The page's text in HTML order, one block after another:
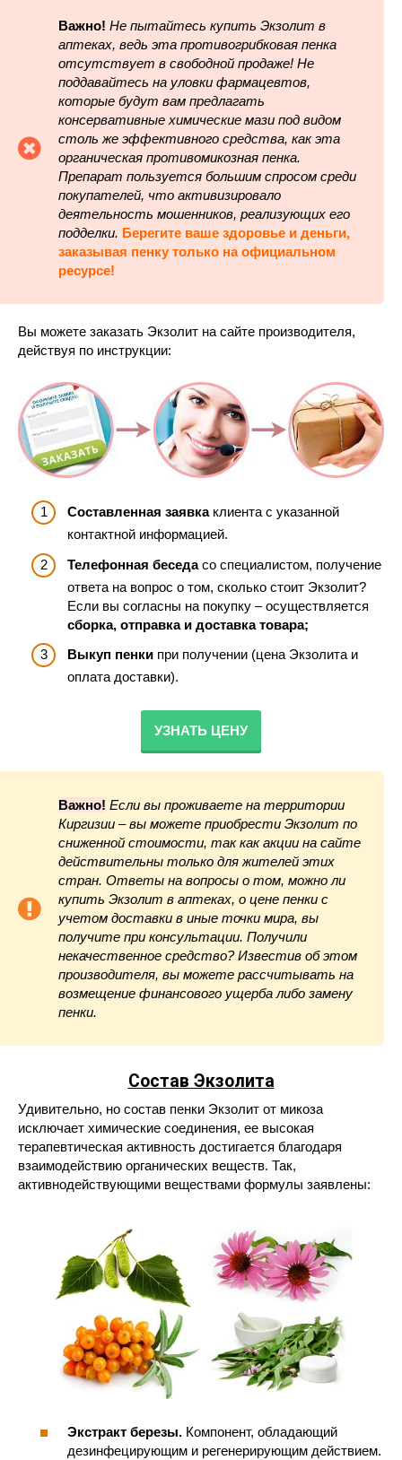
Важно! Не пытайтесь купить Экзолит в
аптеках, ведь эта противогрибковая пенка
отсутствует в свободной продаже! Не
поддавайтесь на уловки фармацевтов,
которые будут вам предлагать
консервативные химические мази под видом
столь же эффективного средства, как эта
органическая противомикозная пенка.
Препарат пользуется большим спросом среди
покупателей, что активизировало
деятельность мошенников, реализующих его
подделки. Берегите ваше здоровье и деньги,
заказывая пенку только на официальном
ресурсе!
Вы можете заказать Экзолит на сайте производителя,
действуя по инструкции:
Составленная заявкаклиента с указанной
контактной информацией.
Телефонная беседасо специалистом, получение
ответа на вопрос о том, сколько стоит Экзолит?
Если вы согласны на покупку – осуществляется
сборка, отправка и доставка товара;
Выкуп пенки при получении (цена Экзолита и
оплата доставки).
УЗНАТЬ ЦЕНУ
Важно! Если вы проживаете на территории
Киргизии – вы можете приобрести Экзолит по
сниженной стоимости, так как акции на сайте
действительны только для жителей этих
стран. Ответы на вопросы о том, можно ли
купить Экзолит в аптеках, о цене пенки с
учетом доставки в иные точки мира, вы
получите при консультации. Получили
некачественное средство? Известив об этом
производителя, вы можете рассчитывать на
возмещение финансового ущерба либо замену
пенки.
Состав Экзолита
Удивительно, но состав пенки Экзолит от микоза
исключает химические соединения, ее высокая
терапевтическая активность достигается благодаря
взаимодействию органических веществ. Так,
активнодействующими веществами формулы заявлены:
Экстракт березы. Компонент, обладающий
дезинфецирующим и регенерирующим действием.